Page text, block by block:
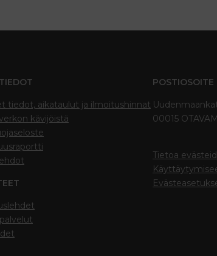
tiedot, aikataulut ja ilmoitushinnat
kävijöistä
POSTIOSOITE
00015
Tietoa